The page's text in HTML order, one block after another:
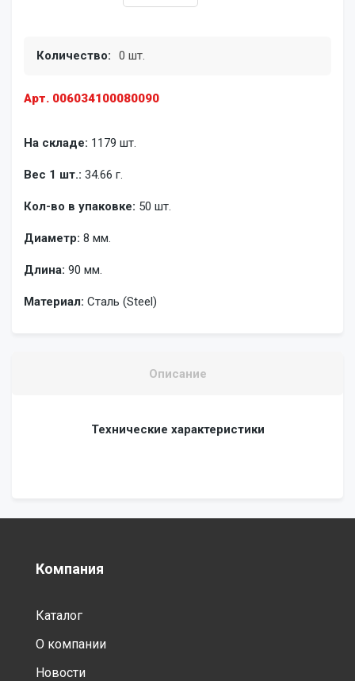
Арт. 006034100080090
На складе: 1179 шт.
Вес 1 шт.: 34.66 г.
Кол-во в упаковке: 50 шт.
Диаметр: 8 мм.
Длина: 90 мм.
Материал: Сталь (Steel)
Количество: 0 шт.
Описание
Технические характеристики
Компания
Каталог
О компании
Новости